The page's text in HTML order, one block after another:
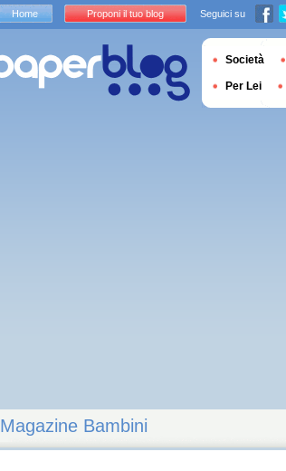
Magazine Bambini
Home Proponi il tuo blog Seguici su
Società
Per Lei